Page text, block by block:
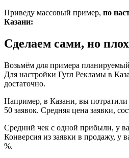
Приведу массовый пример, по
Казани:
Сделаем сами, но
Возьмём для примера
Для настройки Гугл Рекламы в
достаточно.
Например, в Казани, вы
50 заявок. Средняя цена заявки,
Средний чек с одной прибыли, у
Конверсия из заявки в продажу, у
%.